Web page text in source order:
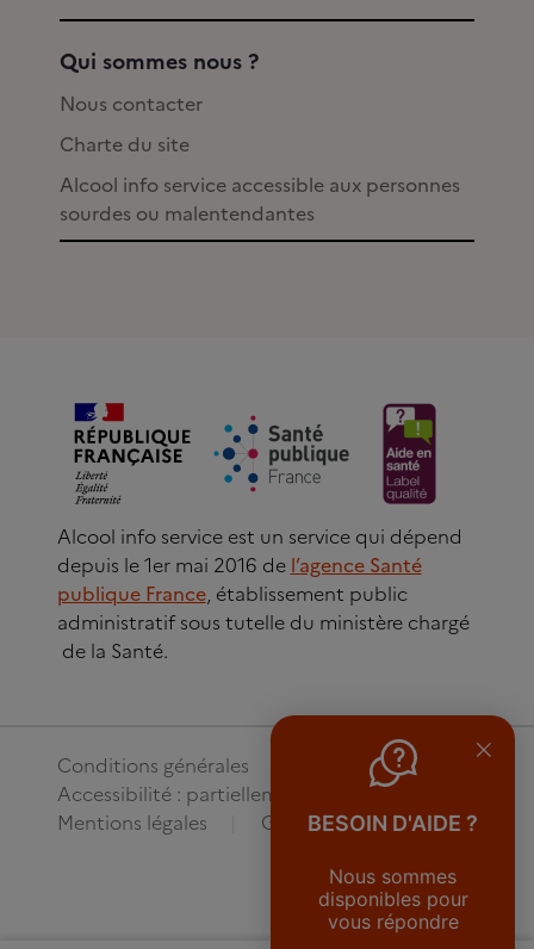
Qui sommes nous ?
Nous contacter
Charte du site
Alcool info service accessible aux personnes
sourdes ou malentendantes
Alcool info service est un service qui dépend
depuis le 1er mai 2016 de l’agence Santé
publique France, établissement public
administratif sous tutelle du ministère chargé
de la Santé.
Conditions générales
Accessibilité : partiellement conforme
Mentions légales
Gestion des cookies
BESOIN D'AIDE ?
Nous sommes
disponibles pour
vous répondre